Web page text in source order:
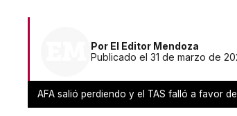
Por El Editor Mendoza
Publicado el 31 de marzo de
AFA salió perdiendo y el TAS falló a favor